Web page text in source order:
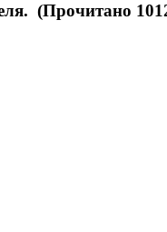
(Прочитано